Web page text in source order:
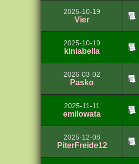
2025-10-19
Vier
2025-10-19
kiniabella
2026-03-02
Pasko
2025-11-11
emilowata
2025-12-08
PiterFreide12